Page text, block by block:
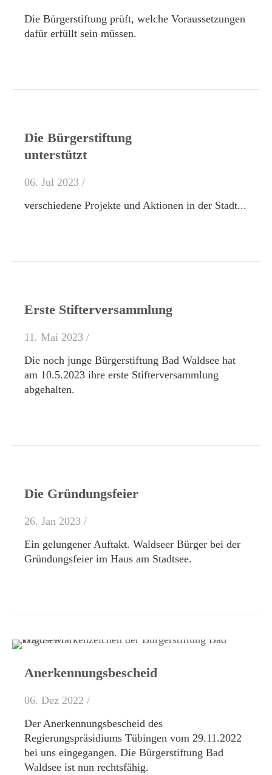
Die Bürgerstiftung prüft, welche Voraussetzungen
dafür erfüllt sein müssen.
Die Bürgerstiftung
unterstützt
06. Jul 2023 /
verschiedene Projekte und Aktionen in der Stadt...
Erste Stifterversammlung
11. Mai 2023 /
Die noch junge Bürgerstiftung Bad Waldsee hat
am 10.5.2023 ihre erste Stifterversammlung
abgehalten.
Die Gründungsfeier
26. Jan 2023 /
Ein gelungener Auftakt. Waldseer Bürger bei der
Gründungsfeier im Haus am Stadtsee.
Anerkennungsbescheid
06. Dez 2022 /
Der Anerkennungsbescheid des
Regierungspräsidiums Tübingen vom 29.11.2022
bei uns eingegangen. Die Bürgerstiftung Bad
Waldsee ist nun rechtsfähig.